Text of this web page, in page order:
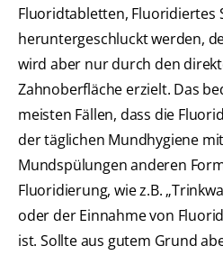
Fluoridtabletten, Fluoridiertes
heruntergeschluckt werden,
wird aber nur durch den
Zahnoberfläche erzielt. Das
meisten Fällen, dass die
der täglichen Mundhygiene
Mundspülungen anderen
Fluoridierung, wie z.B.
oder der Einnahme von
ist. Sollte aus gutem Grund